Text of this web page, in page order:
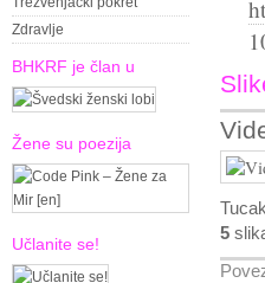
Zdravlje
BHKRF je član u
Žene su poezija
Učlanite se!
5